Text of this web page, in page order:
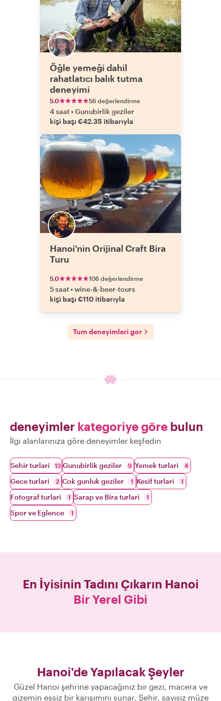
Öğle yemeği dahil
rahatlatıcı balık tutma
deneyimi
5.0 56 değerlendirme
4 saat•Gunubirlik geziler
kişi başı €42.35 itibarıyla
Hanoi'nin Orijinal Craft Bira
Turu
5.0 106 değerlendirme
5 saat•wine-&-beer-tours
kişi başı €110 itibarıyla
Tum deneyimleri gor
deneyimler kategoriye göre bulun
İlgi alanlarınıza göre deneyimler keşfedin
Sehir turlari 13 Gunubirlik geziler 9 Yemek turlari 4
Gece turlari 2 Cok gunluk geziler 1 Kesif turlari 1
Fotograf turlari 1 Sarap ve Bira turlari 1
Spor ve Eglence 1
En İyisinin Tadını Çıkarın Hanoi
Bir Yerel Gibi
Hanoi'de Yapılacak Şeyler
Güzel Hanoi şehrine yapacağınız bir gezi, macera ve
gizemin eşsiz bir karışımını sunar. Şehir, sayısız müze